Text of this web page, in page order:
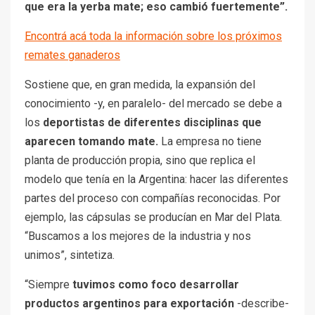
que era la yerba mate; eso cambió fuertemente”.
Encontrá acá toda la información sobre los próximos
remates ganaderos
Sostiene que, en gran medida, la expansión del
conocimiento -y, en paralelo- del mercado se debe a
los deportistas de diferentes disciplinas que
aparecen tomando mate. La empresa no tiene
planta de producción propia, sino que replica el
modelo que tenía en la Argentina: hacer las diferentes
partes del proceso con compañías reconocidas. Por
ejemplo, las cápsulas se producían en Mar del Plata.
“Buscamos a los mejores de la industria y nos
unimos”, sintetiza.
“Siempre tuvimos como foco desarrollar
productos argentinos para exportación -describe-